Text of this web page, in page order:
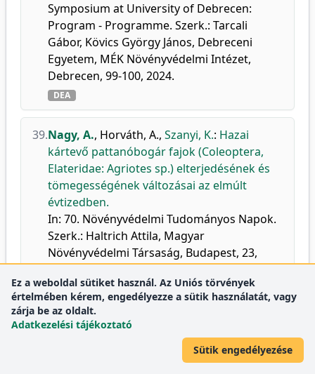
Symposium at University of Debrecen:
Program - Programme. Szerk.: Tarcali
Gábor, Kövics György János, Debreceni
Egyetem, MÉK Növényvédelmi Intézet,
Debrecen, 99-100, 2024.
DEA
39.Nagy, A., Horváth, A., Szanyi, K.: Hazai
kártevő pattanóbogár fajok (Coleoptera,
Elateridae: Agriotes sp.) elterjedésének és
tömegességének változásai az elmúlt
évtizedben.
In: 70. Növényvédelmi Tudományos Napok.
Szerk.: Haltrich Attila, Magyar
Növényvédelmi Társaság, Budapest, 23,
2024.
DEA
40.Arnóczkyné Jakab, D.
Illatanyag csapdák nem-
célfaj Hymenoptera fogásai a beregi-sík
Ez a weboldal sütiket használ. Az Uniós törvények
értelmében kérem, engedélyezze a sütik használatát, vagy
zárja be az oldalt.
Adatkezelési tájékoztató
Sütik engedélyezése